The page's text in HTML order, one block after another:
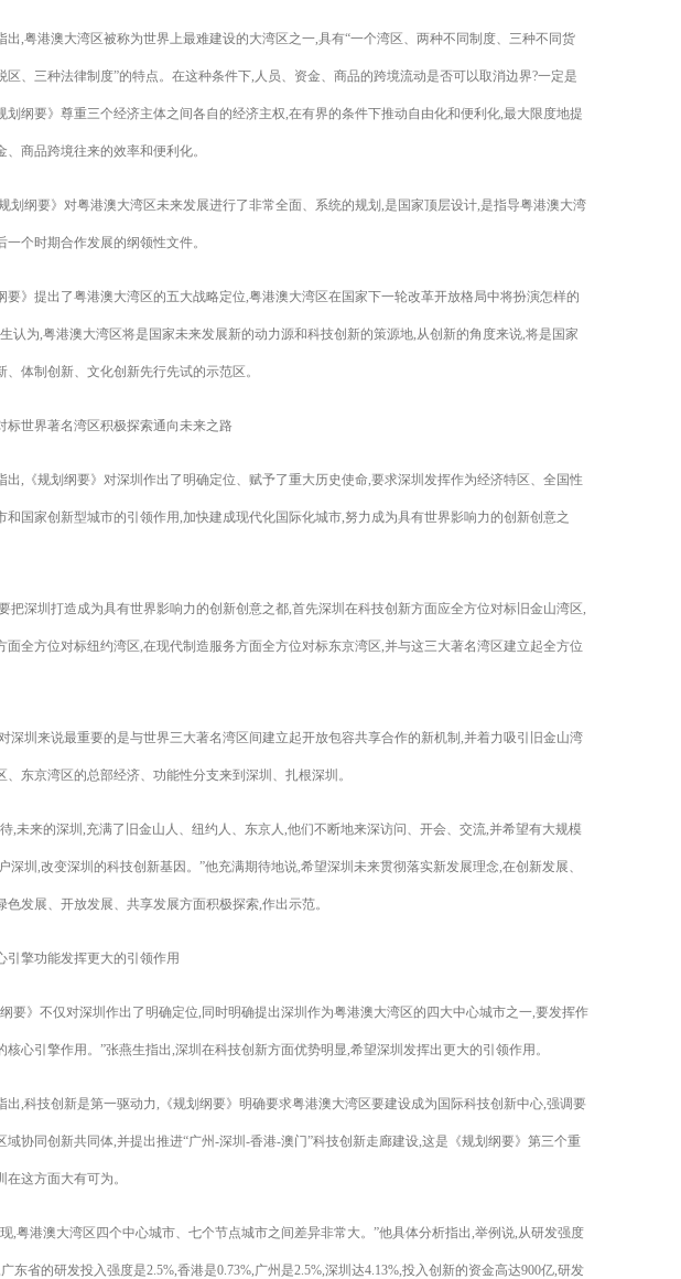
出,粤港澳大湾区被称为世界上最难建设的大湾区之一,具有“一个湾区、两种不同制度、三种不同货
区、三种法律制度”的特点。在这种条件下,人员、资金、商品的跨境流动是否可以取消边界?一定是
划纲要》尊重三个经济主体之间各自的经济主权,在有界的条件下推动自由化和便利化,最大限度地提
、商品跨境往来的效率和便利化。
划纲要》对粤港澳大湾区未来发展进行了非常全面、系统的规划,是国家顶层设计,是指导粤港澳大湾
一个时期合作发展的纲领性文件。
要》提出了粤港澳大湾区的五大战略定位,粤港澳大湾区在国家下一轮改革开放格局中将扮演怎样的
认为,粤港澳大湾区将是国家未来发展新的动力源和科技创新的策源地,从创新的角度来说,将是国家
、体制创新、文化创新先行先试的示范区。
标世界著名湾区积极探索通向未来之路
出,《规划纲要》对深圳作出了明确定位、赋予了重大历史使命,要求深圳发挥作为经济特区、全国性
和国家创新型城市的引领作用,加快建成现代化国际化城市,努力成为具有世界影响力的创新创意之
把深圳打造成为具有世界影响力的创新创意之都,首先深圳在科技创新方面应全方位对标旧金山湾区,
面全方位对标纽约湾区,在现代制造服务方面全方位对标东京湾区,并与这三大著名湾区建立起全方位
深圳来说最重要的是与世界三大著名湾区间建立起开放包容共享合作的新机制,并着力吸引旧金山湾
、东京湾区的总部经济、功能性分支来到深圳、扎根深圳。
,未来的深圳,充满了旧金山人、纽约人、东京人,他们不断地来深访问、开会、交流,并希望有大规模
深圳,改变深圳的科技创新基因。”他充满期待地说,希望深圳未来贯彻落实新发展理念,在创新发展、
色发展、开放发展、共享发展方面积极探索,作出示范。
引擎功能发挥更大的引领作用
要》不仅对深圳作出了明确定位,同时明确提出深圳作为粤港澳大湾区的四大中心城市之一,要发挥作
核心引擎作用。”张燕生指出,深圳在科技创新方面优势明显,希望深圳发挥出更大的引领作用。
出,科技创新是第一驱动力,《规划纲要》明确要求粤港澳大湾区要建设成为国际科技创新中心,强调要
域协同创新共同体,并提出推进“广州-深圳-香港-澳门”科技创新走廊建设,这是《规划纲要》第三个重
在这方面大有可为。
,粤港澳大湾区四个中心城市、七个节点城市之间差异非常大。”他具体分析指出,举例说,从研发强度
东省的研发投入强度是2.5%,香港是0.73%,广州是2.5%,深圳达4.13%,投入创新的资金高达900亿,研发